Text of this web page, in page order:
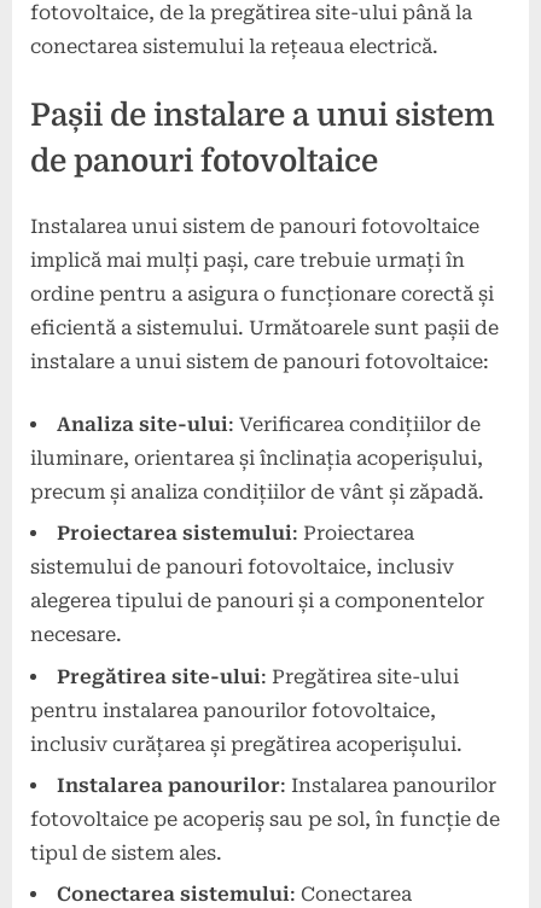
fotovoltaice, de la pregătirea site-ului până la
conectarea sistemului la rețeaua electrică.
Pașii de instalare a unui sistem
de panouri fotovoltaice
Instalarea unui sistem de panouri fotovoltaice
implică mai mulți pași, care trebuie urmați în
ordine pentru a asigura o funcționare corectă și
eficientă a sistemului. Următoarele sunt pașii de
instalare a unui sistem de panouri fotovoltaice:
Analiza site-ului: Verificarea condițiilor de
iluminare, orientarea și înclinația acoperișului,
precum și analiza condițiilor de vânt și zăpadă.
Proiectarea sistemului: Proiectarea
sistemului de panouri fotovoltaice, inclusiv
alegerea tipului de panouri și a componentelor
necesare.
Pregătirea site-ului: Pregătirea site-ului
pentru instalarea panourilor fotovoltaice,
inclusiv curățarea și pregătirea acoperișului.
Instalarea panourilor: Instalarea panourilor
fotovoltaice pe acoperiș sau pe sol, în funcție de
tipul de sistem ales.
Conectarea sistemului: Conectarea